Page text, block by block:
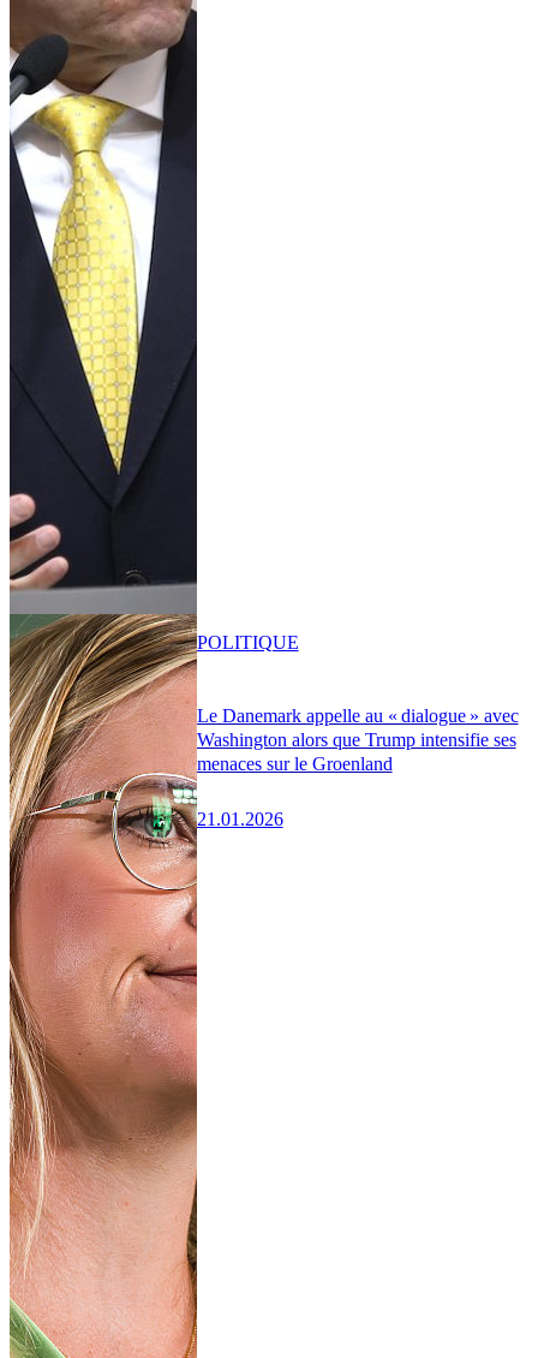
Le Danemark appelle au « dialogue » avec
Washington alors que Trump intensifie ses
menaces sur le Groenland
21.01.2026
POLITIQUE